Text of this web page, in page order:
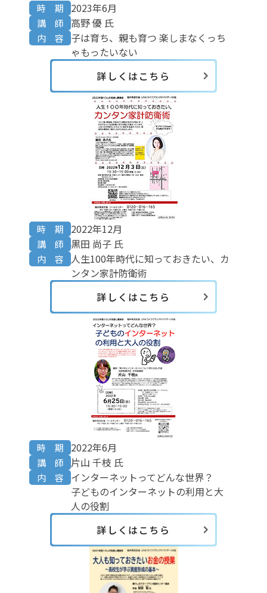
時 期 2023年6月
講 師 高野 優 氏
内 容
子は育ち、親も育つ 楽しまなくっち
ゃもったいない
詳しくはこちら
時 期 2022年12月
講 師 黒田 尚子 氏
内 容
人生100年時代に知っておきたい、カ
ンタン家計防衛術
詳しくはこちら
時 期 2022年6月
講 師 片山 千枝 氏
内 容
インターネットってどんな世界？
子どものインターネットの利用と大
人の役割
詳しくはこちら